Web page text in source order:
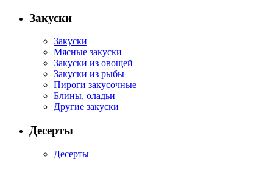
Закуски
Закуски
Мясные закуски
Закуски из овощей
Закуски из рыбы
Пироги закусочные
Блины, оладьи
Другие закуски
Десерты
Десерты